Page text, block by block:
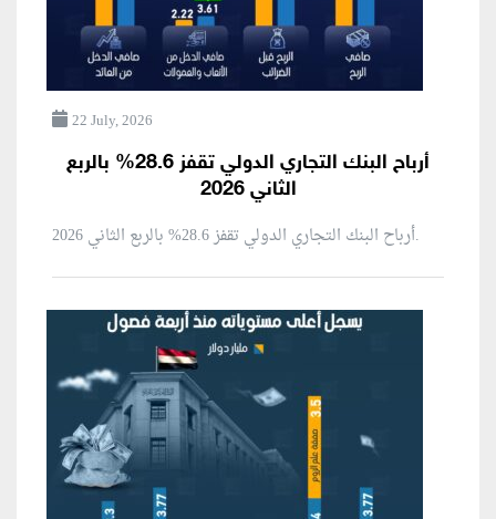
22 July, 2026
أرباح البنك التجاري الدولي تقفز 28.6% بالربع
الثاني 2026
أرباح البنك التجاري الدولي تقفز 28.6% بالربع الثاني 2026.